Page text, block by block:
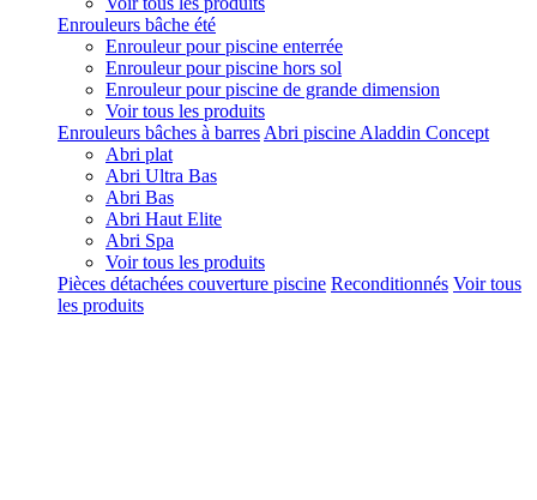
Enrouleurs bâche été
Enrouleur pour piscine enterrée
Enrouleur pour piscine hors sol
Enrouleur pour piscine de grande dimension
Voir tous les produits
Enrouleurs bâches à barres Abri piscine Aladdin Concept
Abri plat
Abri Ultra Bas
Abri Bas
Abri Haut Elite
Abri Spa
Voir tous les produits
Pièces détachées couverture piscine Reconditionnés Voir tous
les produits